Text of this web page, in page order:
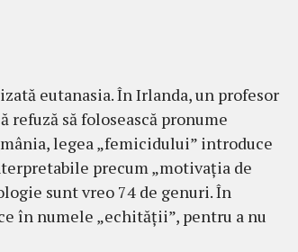
eutanasia. În Irlanda, un profesor
refuză să folosească pronume
legea „femicidului” introduce
precum „motivația de
sunt vreo 74 de genuri. În
în numele „echității”, pentru a nu